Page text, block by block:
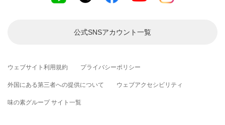
ウェブサイト利用規約 プライバシーポリシー
外国にある第三者への提供について ウェブアクセシビリティ
味の素グループ サイト一覧
公式SNSアカウント一覧